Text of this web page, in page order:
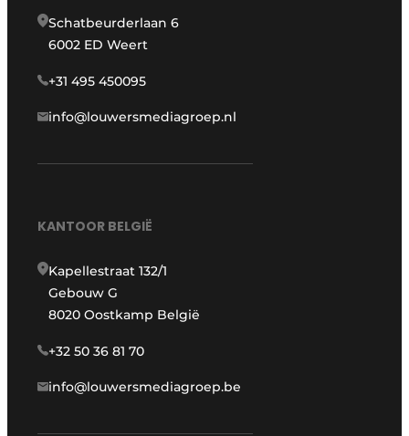
Schatbeurderlaan 6
6002 ED Weert
+31 495 450095
info@louwersmediagroep.nl
KANTOOR BELGIË
Kapellestraat 132/1
Gebouw G
8020 Oostkamp België
+32 50 36 81 70
info@louwersmediagroep.be